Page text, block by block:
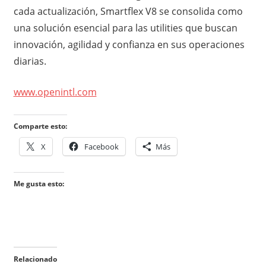
cada actualización, Smartflex V8 se consolida como
una solución esencial para las utilities que buscan
innovación, agilidad y confianza en sus operaciones
diarias.
www.openintl.com
Comparte esto:
X Facebook Más
Me gusta esto:
Relacionado